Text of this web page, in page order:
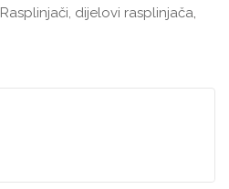
Rasplinjači, dijelovi rasplinjača